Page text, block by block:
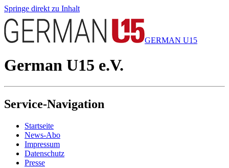
Springe direkt zu Inhalt
GERMAN U15
German U15 e.V.
Service-Navigation
Startseite
News-Abo
Impressum
Datenschutz
Presse